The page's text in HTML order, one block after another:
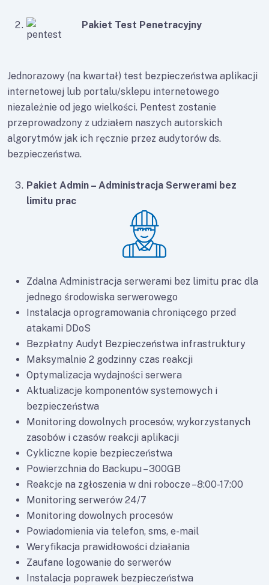
Pakiet Test Penetracyjny
Jednorazowy (na kwartał) test bezpieczeństwa aplikacji
internetowej lub portalu/sklepu internetowego
niezależnie od jego wielkości. Pentest zostanie
przeprowadzony z udziałem naszych autorskich
algorytmów jak ich ręcznie przez audytorów ds.
bezpieczeństwa.
Pakiet Admin – Administracja Serwerami bez
limitu prac
Zdalna Administracja serwerami bez limitu prac dla
jednego środowiska serwerowego
Instalacja oprogramowania chroniącego przed
atakami DDoS
Bezpłatny Audyt Bezpieczeństwa infrastruktury
Maksymalnie 2 godzinny czas reakcji
Optymalizacja wydajności serwera
Aktualizacje komponentów systemowych i
bezpieczeństwa
Monitoring dowolnych procesów, wykorzystanych
zasobów i czasów reakcji aplikacji
Cykliczne kopie bezpieczeństwa
Powierzchnia do Backupu – 300GB
Reakcje na zgłoszenia w dni robocze –8:00-17:00
Monitoring serwerów 24/7
Monitoring dowolnych procesów
Powiadomienia via telefon, sms, e-mail
Weryfikacja prawidłowości działania
Zaufane logowanie do serwerów
Instalacja poprawek bezpieczeństwa